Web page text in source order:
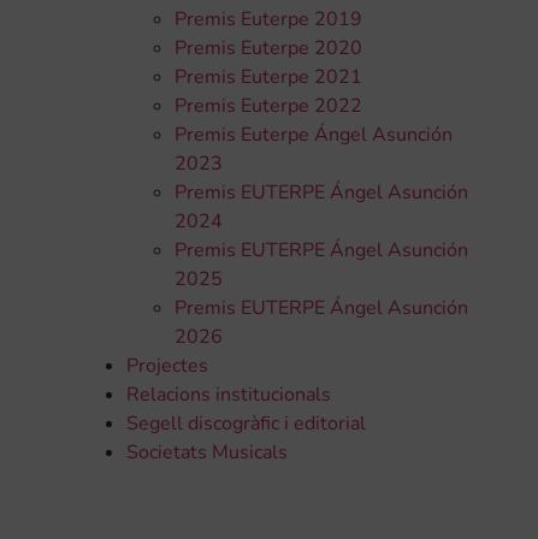
Premis Euterpe 2019
Premis Euterpe 2020
Premis Euterpe 2021
Premis Euterpe 2022
Premis Euterpe Ángel Asunción
2023
Premis EUTERPE Ángel Asunción
2024
Premis EUTERPE Ángel Asunción
2025
Premis EUTERPE Ángel Asunción
2026
Projectes
Relacions institucionals
Segell discogràfic i editorial
Societats Musicals